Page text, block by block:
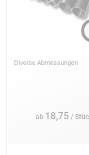
Diverse Abmessungen
ab 18,75 /